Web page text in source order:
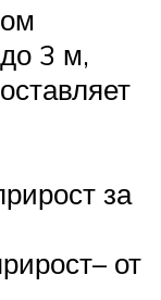
3 м,
за
от